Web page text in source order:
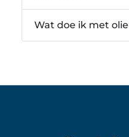
Wat doe ik met